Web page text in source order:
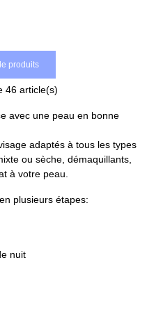
produits
46 article(s)
avec une peau en bonne
adaptés à tous les types
ou sèche, démaquillants,
à votre peau.
plusieurs étapes:
nuit